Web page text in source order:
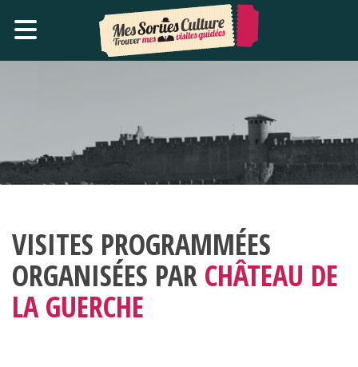
VISITES PROGRAMMÉES
ORGANISÉES PAR CHÂTEAU DE
LA GUERCHE